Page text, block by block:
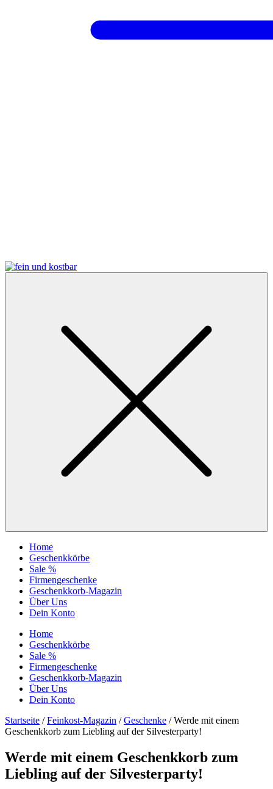
Home
Geschenkkörbe
Sale %
Firmengeschenke
Geschenkkorb-Magazin
Über Uns
Dein Konto
Home
Geschenkkörbe
Sale %
Firmengeschenke
Geschenkkorb-Magazin
Über Uns
Dein Konto
Startseite /Feinkost-Magazin /Geschenke / Werde mit einem
Geschenkkorb zum Liebling auf der Silvesterparty!
Werde mit einem Geschenkkorb zum
Liebling auf der Silvesterparty!